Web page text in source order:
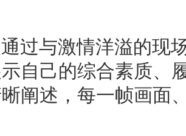
过与激情洋溢的现
自己的综合素质、
阐述，每一帧画面